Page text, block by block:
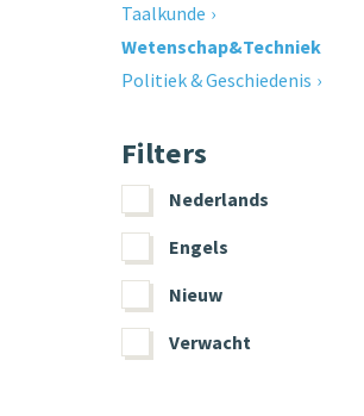
Taalkunde
Wetenschap&Techniek
Politiek & Geschiedenis
Filters
Nederlands
Engels
Nieuw
Verwacht